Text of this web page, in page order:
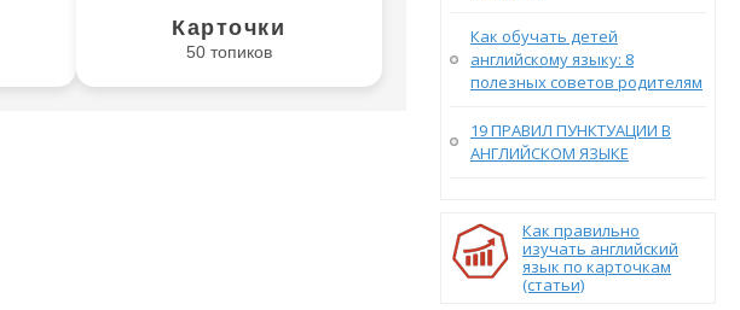
Карточки
50 топиков
Как обучать детей
английскому языку: 8
полезных советов родителям
19 ПРАВИЛ ПУНКТУАЦИИ В
АНГЛИЙСКОМ ЯЗЫКЕ
Как правильно
изучать английский
язык по карточкам
(статьи)